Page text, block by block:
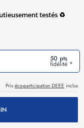
testés ♻️
50 pts
fidélité *
Prix éco-participation DEEE inclus